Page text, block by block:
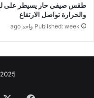
طقس صيفي حار يسيطر على
والحرارة تواصل الارتفاع
Published: week واحد ago